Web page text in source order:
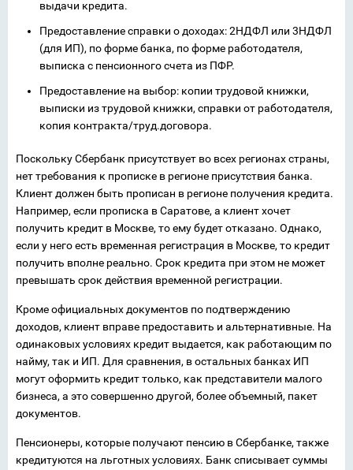
выдачи кредита.
Предоставление справки о доходах: 2НДФЛ или 3НДФЛ
(для ИП), по форме банка, по форме работодателя,
выписка с пенсионного счета из ПФР.
Предоставление на выбор: копии трудовой книжки,
выписки из трудовой книжки, справки от работодателя,
копия контракта/труд.договора.
Поскольку Сбербанк присутствует во всех регионах страны,
нет требования к прописке в регионе присутствия банка.
Клиент должен быть прописан в регионе получения кредита.
Например, если прописка в Саратове, а клиент хочет
получить кредит в Москве, то ему будет отказано. Однако,
если у него есть временная регистрация в Москве, то кредит
получить вполне реально. Срок кредита при этом не может
превышать срок действия временной регистрации.
Кроме официальных документов по подтверждению
доходов, клиент вправе предоставить и альтернативные. На
одинаковых условиях кредит выдается, как работающим по
найму, так и ИП. Для сравнения, в остальных банках ИП
могут оформить кредит только, как представители малого
бизнеса, а это совершенно другой, более объемный, пакет
документов.
Пенсионеры, которые получают пенсию в Сбербанке, также
кредитуются на льготных условиях. Банк списывает суммы